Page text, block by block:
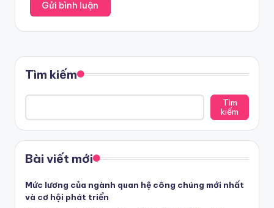
Tìm kiếm
Tìm
kiếm
Bài viết mới
Mức lương của ngành quan hệ công chúng mới nhất
và cơ hội phát triển